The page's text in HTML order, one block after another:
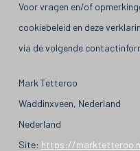
Voor vragen en/of
cookiebeleid en deze
via de volgende
Mark Tetteroo
Waddinxveen, Nederland
Nederland
Site: https://